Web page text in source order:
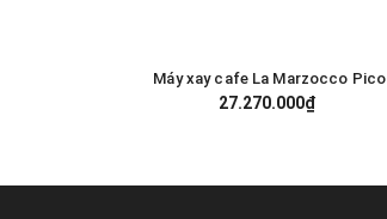
GIỎ HÀNG
Máy xay cafe La Marzocco Pico
27.270.000₫